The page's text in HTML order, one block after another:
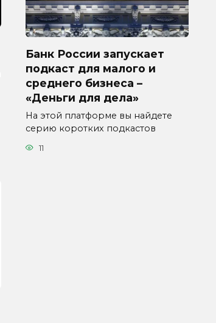
Банк России запускает
подкаст для малого и
среднего бизнеса –
«Деньги для дела»
На этой платформе вы найдете
серию коротких подкастов
11